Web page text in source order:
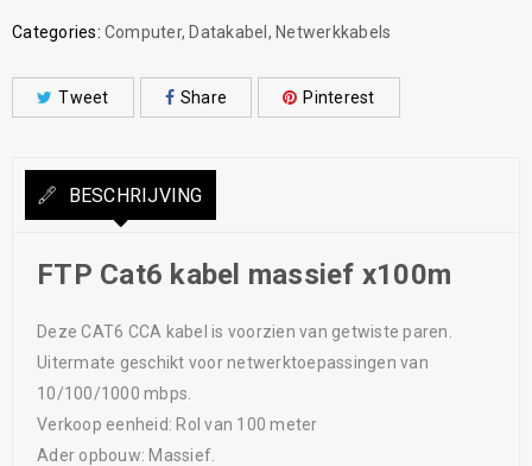
Categories: Computer, Datakabel , Netwerkkabels
Tweet Share Pinterest
BESCHRIJVING
FTP Cat6 kabel massief x100m
Deze CAT6 CCA kabel is voorzien van getwiste paren.
Uitermate geschikt voor netwerktoepassingen van
10/100/1000 mbps.
Verkoop eenheid: Rol van 100 meter
Ader opbouw: Massief.